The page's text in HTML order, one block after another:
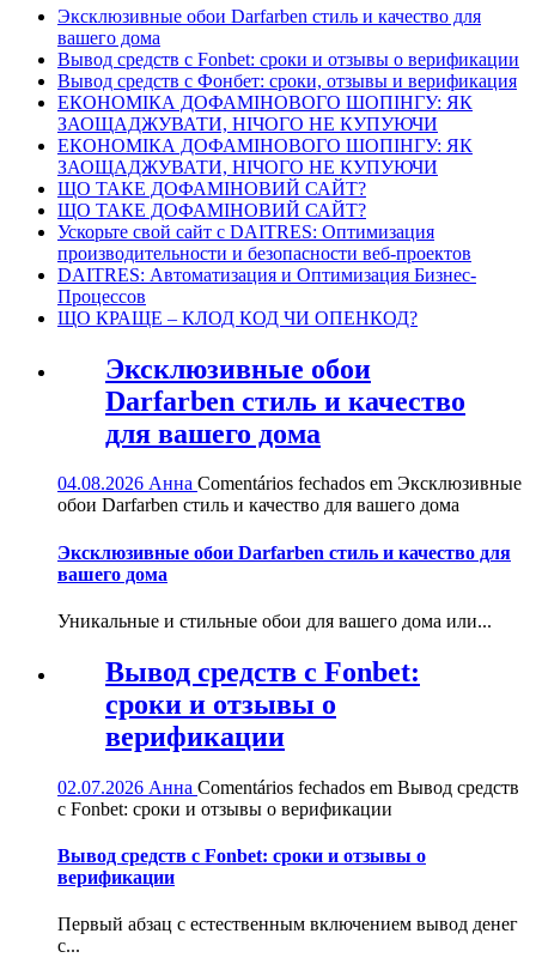
Эксклюзивные обои Darfarben стиль и качество для
вашего дома
Вывод средств с Fonbet: сроки и отзывы о верификации
Вывод средств с Фонбет: сроки, отзывы и верификация
ЕКОНОМІКА ДОФАМІНОВОГО ШОПІНГУ: ЯК
ЗАОЩАДЖУВАТИ, НІЧОГО НЕ КУПУЮЧИ
ЕКОНОМІКА ДОФАМІНОВОГО ШОПІНГУ: ЯК
ЗАОЩАДЖУВАТИ, НІЧОГО НЕ КУПУЮЧИ
ЩО ТАКЕ ДОФАМІНОВИЙ САЙТ?
ЩО ТАКЕ ДОФАМІНОВИЙ САЙТ?
Ускорьте свой сайт с DAITRES: Оптимизация
производительности и безопасности веб-проектов
DAITRES: Автоматизация и Оптимизация Бизнес-
Процессов
ЩО КРАЩЕ – КЛОД КОД ЧИ ОПЕНКОД?
Эксклюзивные обои
Darfarben стиль и качество
для вашего дома
04.08.2026 Анна Comentários fechados em Эксклюзивные
обои Darfarben стиль и качество для вашего дома
Эксклюзивные обои Darfarben стиль и качество для
вашего дома
Уникальные и стильные обои для вашего дома или...
Вывод средств с Fonbet:
сроки и отзывы о
верификации
02.07.2026 Анна Comentários fechados em Вывод средств
с Fonbet: сроки и отзывы о верификации
Вывод средств с Fonbet: сроки и отзывы о
верификации
Первый абзац с естественным включением вывод денег
с...